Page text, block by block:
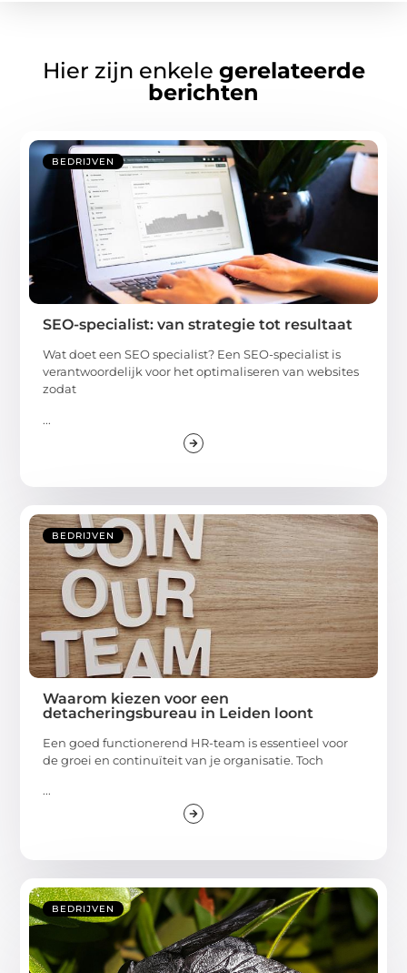
Hier zijn enkele gerelateerde
berichten
BEDRIJVEN
SEO-specialist: van strategie tot resultaat
Wat doet een SEO specialist? Een SEO-specialist is
verantwoordelijk voor het optimaliseren van websites
zodat
...
BEDRIJVEN
Waarom kiezen voor een
detacheringsbureau in Leiden loont
Een goed functionerend HR-team is essentieel voor
de groei en continuïteit van je organisatie. Toch
...
BEDRIJVEN